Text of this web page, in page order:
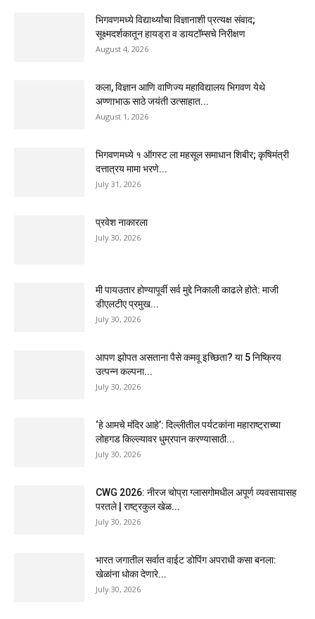
भिगवणमध्ये विद्यार्थ्यांचा विज्ञानाशी प्रत्यक्ष संवाद;
सूक्ष्मदर्शकातून हायड्रा व डायटॉम्सचे निरीक्षण
August 4, 2026
कला, विज्ञान आणि वाणिज्य महाविद्यालय भिगवण येथे
अण्णाभाऊ साठे जयंती उत्साहात...
August 1, 2026
भिगवणमध्ये १ ऑगस्ट ला महसूल समाधान शिबीर; कृषिमंत्री
दत्तात्रय मामा भरणे...
July 31, 2026
प्रवेश नाकारला
July 30, 2026
मी पायउतार होण्यापूर्वी सर्व मुद्दे निकाली काढले होते: माजी
डीएलटीए प्रमुख...
July 30, 2026
आपण झोपत असताना पैसे कमवू इच्छिता? या 5 निष्क्रिय
उत्पन्न कल्पना...
July 30, 2026
‘हे आमचे मंदिर आहे’: दिल्लीतील पर्यटकांना महाराष्ट्राच्या
लोहगड किल्ल्यावर धुम्रपान करण्यासाठी...
July 30, 2026
CWG 2026: नीरज चोप्रा ग्लासगोमधील अपूर्ण व्यवसायासह
परतले | राष्ट्रकुल खेळ...
July 30, 2026
भारत जगातील सर्वात वाईट डोपिंग अपराधी कसा बनला:
खेळांना धोका देणारे...
July 30, 2026